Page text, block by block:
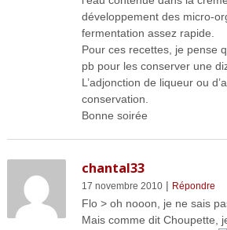
développement des micro-
fermentation assez rapide.
Pour ces recettes, je pense
pb pour les conserver une
L’adjonction de liqueur ou
conservation.
Bonne soirée
chantal33
17 novembre 2010| Répondre
Flo > oh nooon, je ne sais
Mais comme dit Choupette,